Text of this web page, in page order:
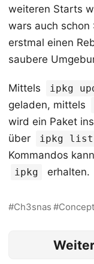
weiteren Starts
wars auch schon
erstmal einen
saubere
Mittels ipkg
geladen, mittels
wird ein Paket
über
ipkg list
Kommandos
ipkg erhalten.
Ch3snas